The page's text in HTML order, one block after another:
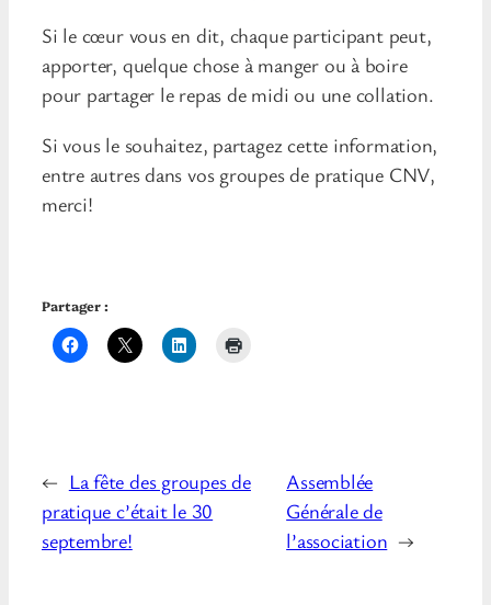
Si le cœur vous en dit, chaque participant peut,
apporter, quelque chose à manger ou à boire
pour partager le repas de midi ou une collation.
Si vous le souhaitez, partagez cette information,
entre autres dans vos groupes de pratique CNV,
merci!
Partager :
← La fête des groupes de
pratique c’était le 30
septembre!
Assemblée
Générale de
l’association →